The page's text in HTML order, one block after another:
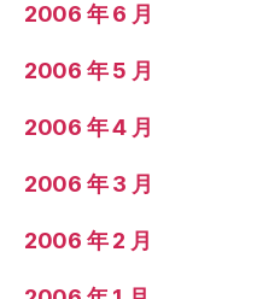
2006 年 6 月
2006 年 5 月
2006 年 4 月
2006 年 3 月
2006 年 2 月